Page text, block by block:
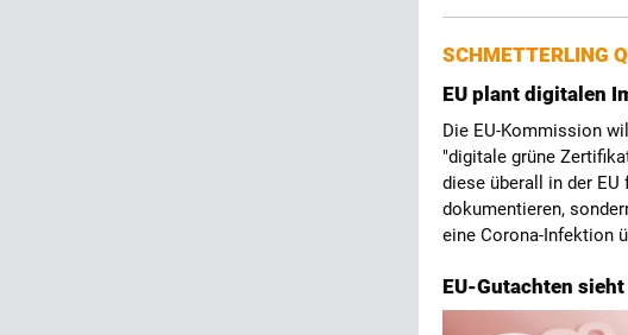
SCHMETTERLING
EU plant digitalen
Die EU-Kommission
"digitale grüne
diese überall in der
dokumentieren,
eine Corona-Infektion
EU-Gutachten